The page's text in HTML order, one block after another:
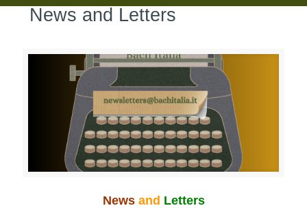
News and Letters
Newsand Letters